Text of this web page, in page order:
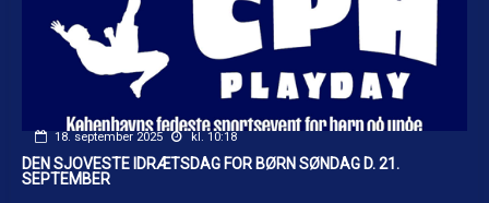
18. september 2025 kl. 10:18
DEN SJOVESTE IDRÆTSDAG FOR BØRN SØNDAG D. 21.
SEPTEMBER